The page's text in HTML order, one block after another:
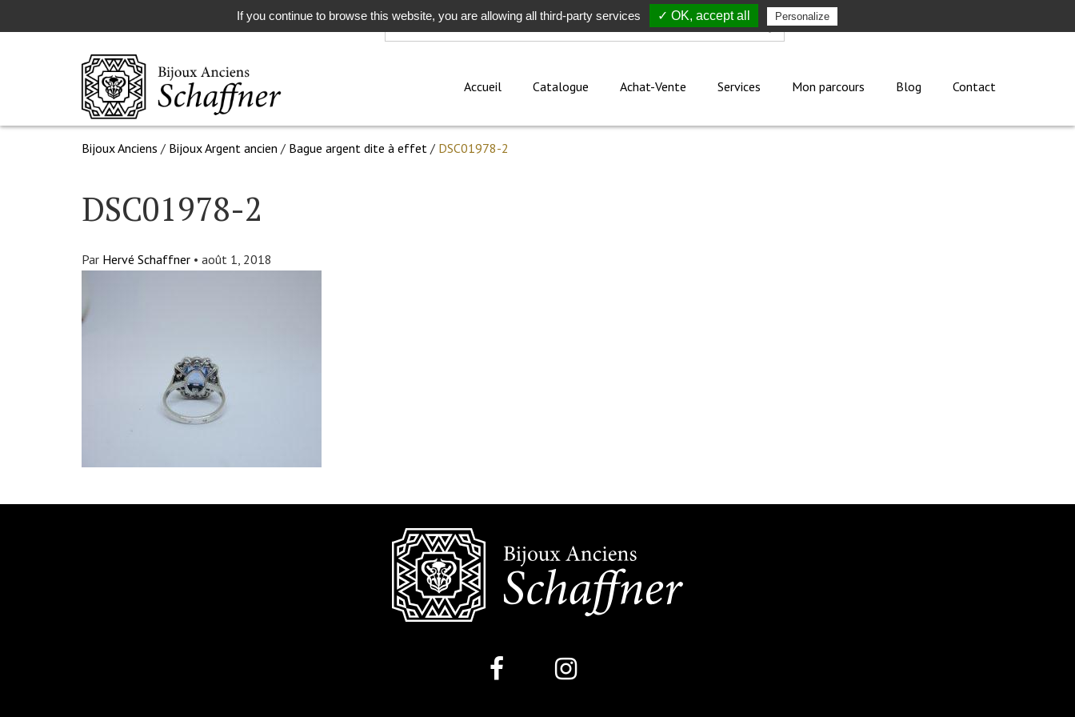
Rechercher
Accueil Catalogue Achat-Vente Services Mon parcours Blog Contact
Bijoux Anciens / Bijoux Argent ancien / Bague argent dite à effet / DSC01978-2
DSC01978-2
Par Hervé Schaffner • août 1, 2018
If you continue to browse this website, you are allowing all third-party services ✓ OK, accept all Personalize